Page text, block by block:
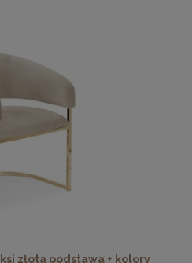
złota podstawa + kolory